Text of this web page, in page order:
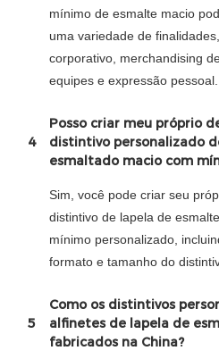
mínimo de esmalte macio
uma variedade de
corporativo, merchandising
equipes e expressão pessoal.
4
Posso criar meu próprio
distintivo personalizado
esmaltado macio com
Sim, você pode criar seu
distintivo de lapela de
mínimo personalizado,
formato e tamanho do
5
Como os distintivos
alfinetes de lapela de
fabricados na China?